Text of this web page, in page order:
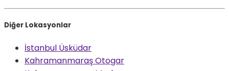
Diğer Lokasyonlar
İstanbul Üsküdar
Kahramanmaraş Otogar